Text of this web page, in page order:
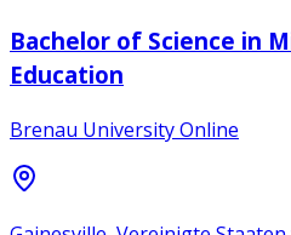
Bachelor of Science in
Education
Brenau University Online